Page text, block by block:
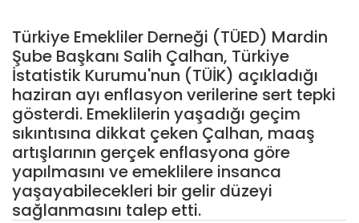
Türkiye Emekliler Derneği (TÜED) Mardin
Şube Başkanı Salih Çalhan, Türkiye
İstatistik Kurumu'nun (TÜİK) açıkladığı
haziran ayı enflasyon verilerine sert tepki
gösterdi. Emeklilerin yaşadığı geçim
sıkıntısına dikkat çeken Çalhan, maaş
artışlarının gerçek enflasyona göre
yapılmasını ve emeklilere insanca
yaşayabilecekleri bir gelir düzeyi
sağlanmasını talep etti.